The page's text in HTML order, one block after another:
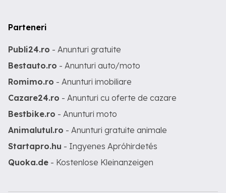
Parteneri
Publi24.ro - Anunturi gratuite
Bestauto.ro - Anunturi auto/moto
Romimo.ro - Anunturi imobiliare
Cazare24.ro - Anunturi cu oferte de cazare
Bestbike.ro - Anunturi moto
Animalutul.ro - Anunturi gratuite animale
Startapro.hu - Ingyenes Apróhirdetés
Quoka.de - Kostenlose Kleinanzeigen